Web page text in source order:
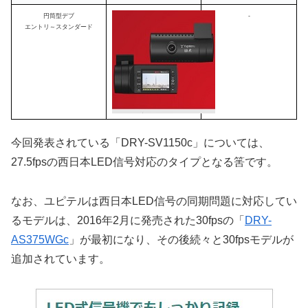
円筒型デブ
エントリ～スタンダード
-
今回発表されている「DRY-SV1150c」については、
27.5fpsの西日本LED信号対応のタイプとなる筈です。
なお、ユピテルは西日本LED信号の同期問題に対応してい
るモデルは、2016年2月に発売された30fpsの「 DRY-
AS375WGc 」が最初になり、その後続々と30fpsモデルが
追加されています。